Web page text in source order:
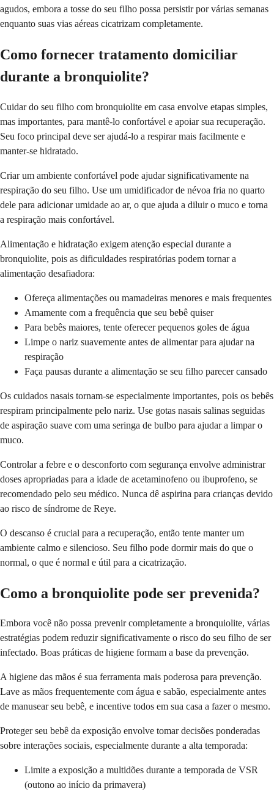
agudos, embora a tosse do seu filho possa persistir por várias semanas
enquanto suas vias aéreas cicatrizam completamente.
Como fornecer tratamento domiciliar
durante a bronquiolite?
Cuidar do seu filho com bronquiolite em casa envolve etapas simples,
mas importantes, para mantê-lo confortável e apoiar sua recuperação.
Seu foco principal deve ser ajudá-lo a respirar mais facilmente e
manter-se hidratado.
Criar um ambiente confortável pode ajudar significativamente na
respiração do seu filho. Use um umidificador de névoa fria no quarto
dele para adicionar umidade ao ar, o que ajuda a diluir o muco e torna
a respiração mais confortável.
Alimentação e hidratação exigem atenção especial durante a
bronquiolite, pois as dificuldades respiratórias podem tornar a
alimentação desafiadora:
Ofereça alimentações ou mamadeiras menores e mais frequentes
Amamente com a frequência que seu bebê quiser
Para bebês maiores, tente oferecer pequenos goles de água
Limpe o nariz suavemente antes de alimentar para ajudar na
respiração
Faça pausas durante a alimentação se seu filho parecer cansado
Os cuidados nasais tornam-se especialmente importantes, pois os bebês
respiram principalmente pelo nariz. Use gotas nasais salinas seguidas
de aspiração suave com uma seringa de bulbo para ajudar a limpar o
muco.
Controlar a febre e o desconforto com segurança envolve administrar
doses apropriadas para a idade de acetaminofeno ou ibuprofeno, se
recomendado pelo seu médico. Nunca dê aspirina para crianças devido
ao risco de síndrome de Reye.
O descanso é crucial para a recuperação, então tente manter um
ambiente calmo e silencioso. Seu filho pode dormir mais do que o
normal, o que é normal e útil para a cicatrização.
Como a bronquiolite pode ser prevenida?
Embora você não possa prevenir completamente a bronquiolite, várias
estratégias podem reduzir significativamente o risco do seu filho de ser
infectado. Boas práticas de higiene formam a base da prevenção.
A higiene das mãos é sua ferramenta mais poderosa para prevenção.
Lave as mãos frequentemente com água e sabão, especialmente antes
de manusear seu bebê, e incentive todos em sua casa a fazer o mesmo.
Proteger seu bebê da exposição envolve tomar decisões ponderadas
sobre interações sociais, especialmente durante a alta temporada:
Limite a exposição a multidões durante a temporada de VSR
(outono ao início da primavera)